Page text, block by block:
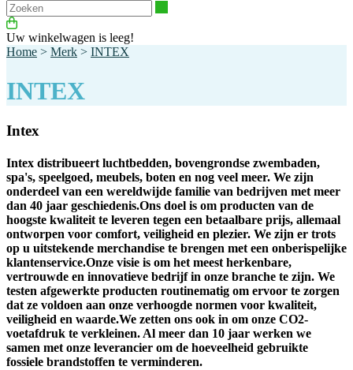
Uw winkelwagen is leeg!
Home > Merk > INTEX
INTEX
Intex
Intex distribueert luchtbedden, bovengrondse zwembaden,
spa's, speelgoed, meubels, boten en nog veel meer. We zijn
onderdeel van een wereldwijde familie van bedrijven met meer
dan 40 jaar geschiedenis.Ons doel is om producten van de
hoogste kwaliteit te leveren tegen een betaalbare prijs, allemaal
ontworpen voor comfort, veiligheid en plezier. We zijn er trots
op u uitstekende merchandise te brengen met een onberispelijke
klantenservice.Onze visie is om het meest herkenbare,
vertrouwde en innovatieve bedrijf in onze branche te zijn. We
testen afgewerkte producten routinematig om ervoor te zorgen
dat ze voldoen aan onze verhoogde normen voor kwaliteit,
veiligheid en waarde.We zetten ons ook in om onze CO2-
voetafdruk te verkleinen. Al meer dan 10 jaar werken we
samen met onze leverancier om de hoeveelheid gebruikte
fossiele brandstoffen te verminderen.